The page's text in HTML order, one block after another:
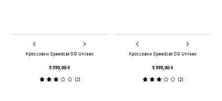
Кроссовки Speedcat OG Unisex
5 590,00 ₴
(2)
Кроссовки Speedcat OG Unisex
5 590,00 ₴
(2)